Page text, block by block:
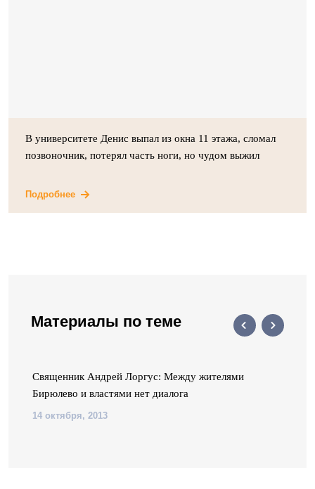
В университете Денис выпал из окна 11 этажа, сломал
позвоночник, потерял часть ноги, но чудом выжил
Подробнее
Материалы по теме
Священник Андрей Лоргус: Между жителями
Бирюлево и властями нет диалога
14 октября, 2013